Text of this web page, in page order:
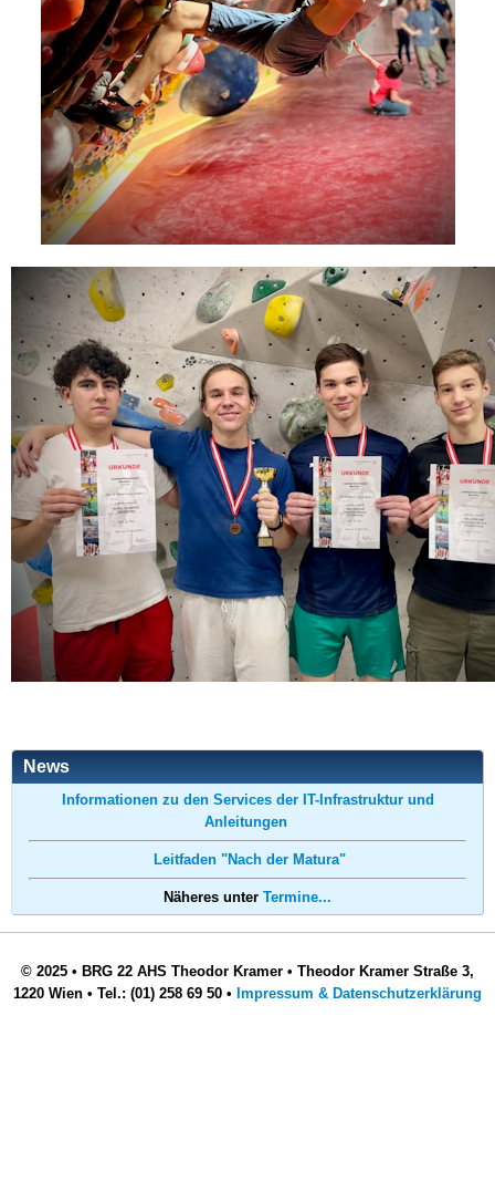
News
Informationen zu den Services der IT-Infrastruktur und
Anleitungen
Leitfaden "Nach der Matura"
Näheres unter Termine...
© 2025 • BRG 22 AHS Theodor Kramer • Theodor Kramer Straße 3,
1220 Wien • Tel.: (01) 258 69 50 • Impressum & Datenschutzerklärung